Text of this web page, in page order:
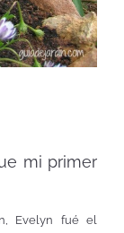
mi primer
Evelyn fué el